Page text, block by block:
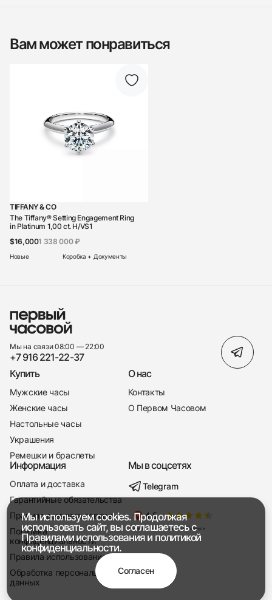
+7 916 221-22-37
Мы насвязи 08:00 — 19:00
Вам может понравиться
TIFFANY & CO
The Tiffany® Setting Engagement Ring
in Platinum 1,00 ct. H/VS1
$16,0001 338 000 ₽
Новые Коробка + Документы
Мы на связи 08:00 — 22:00
+7 916 221-22-37
Купить
Мужские часы
Женские часы
Настольные часы
Украшения
Ремешки и браслеты
О нас
Контакты
О Первом Часовом
Информация
Оплата и доставка
Гарантийные обязательства
Правила возврата товара
Политика
конфиденциальности
Правила использования
Обработка персональных
данных
Мы в соцсетях
Telegram
Мы используем cookies. Продолжая
использовать сайт, вы соглашаетесь с
Правилами использованияи политикой
конфиденциальности.
Согласен